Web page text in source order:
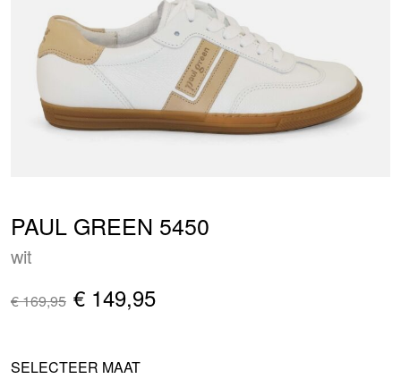
PAUL GREEN 5450
wit
€ 169,95 € 149,95
SELECTEER MAAT